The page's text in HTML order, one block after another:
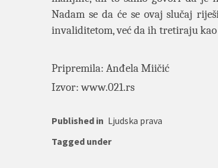
Nadam se da će se ovaj slučaj
invaliditetom, već da ih tretiraju
Pripremila: Anđela Miičić
Izvor:www.021.rs
Published in Ljudska prava
Tagged under